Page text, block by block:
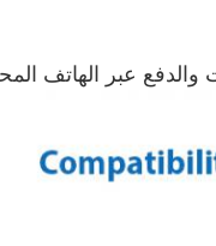
عبر الهاتف